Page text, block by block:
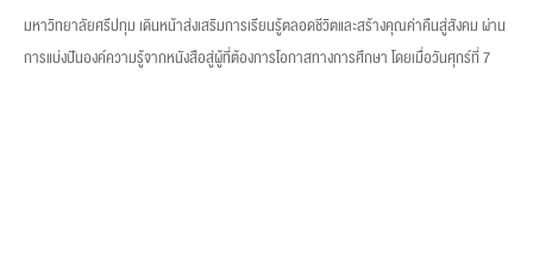
มหาวิทยาลัยศรีปทุม เดินหน้าส่งเสริมการเรียนรู้ตลอดชีวิตและสร้างคุณค่าคืนสู่สังคม ผ่าน
การแบ่งปันองค์ความรู้จากหนังสือสู่ผู้ที่ต้องการโอกาสทางการศึกษา โดยเมื่อวันศุกร์ที่ 7